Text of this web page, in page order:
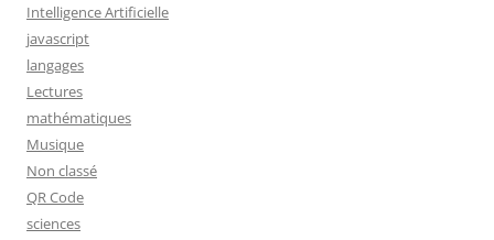
Intelligence Artificielle
javascript
langages
Lectures
mathématiques
Musique
Non classé
QR Code
sciences